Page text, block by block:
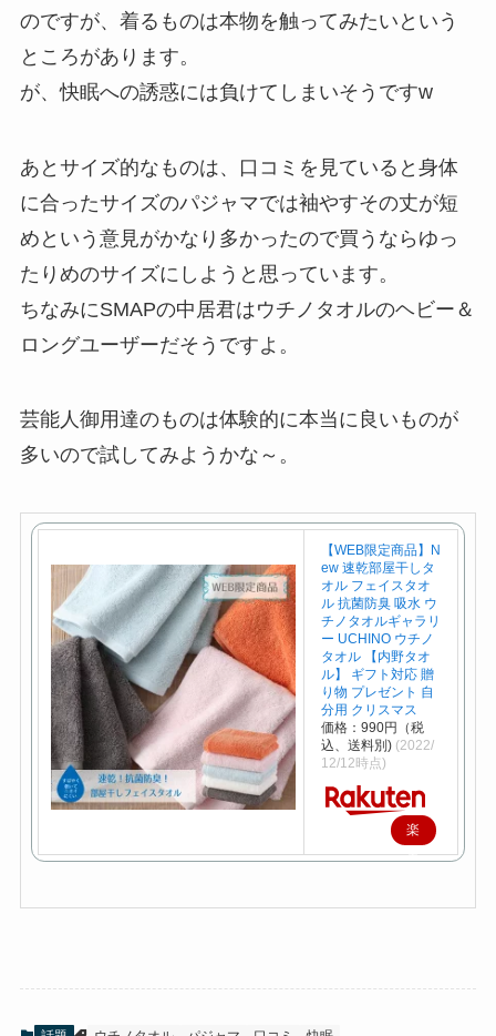
のですが、着るものは本物を触ってみたいという
ところがあります。
が、快眠への誘惑には負けてしまいそうですw
あとサイズ的なものは、口コミを見ていると身体
に合ったサイズのパジャマでは袖やすその丈が短
めという意見がかなり多かったので買うならゆっ
たりめのサイズにしようと思っています。
ちなみにSMAPの中居君はウチノタオルのヘビー＆
ロングユーザーだそうですよ。
芸能人御用達のものは体験的に本当に良いものが
多いので試してみようかな～。
【WEB限定商品】N
ew 速乾部屋干しタ
オル フェイスタオ
ル 抗菌防臭 吸水 ウ
チノタオルギャラリ
ー UCHINO ウチノ
タオル 【内野タオ
ル】 ギフト対応 贈
り物 プレゼント 自
分用 クリスマス
価格：990円（税
込、送料別) (2022/
12/12時点)
楽
天